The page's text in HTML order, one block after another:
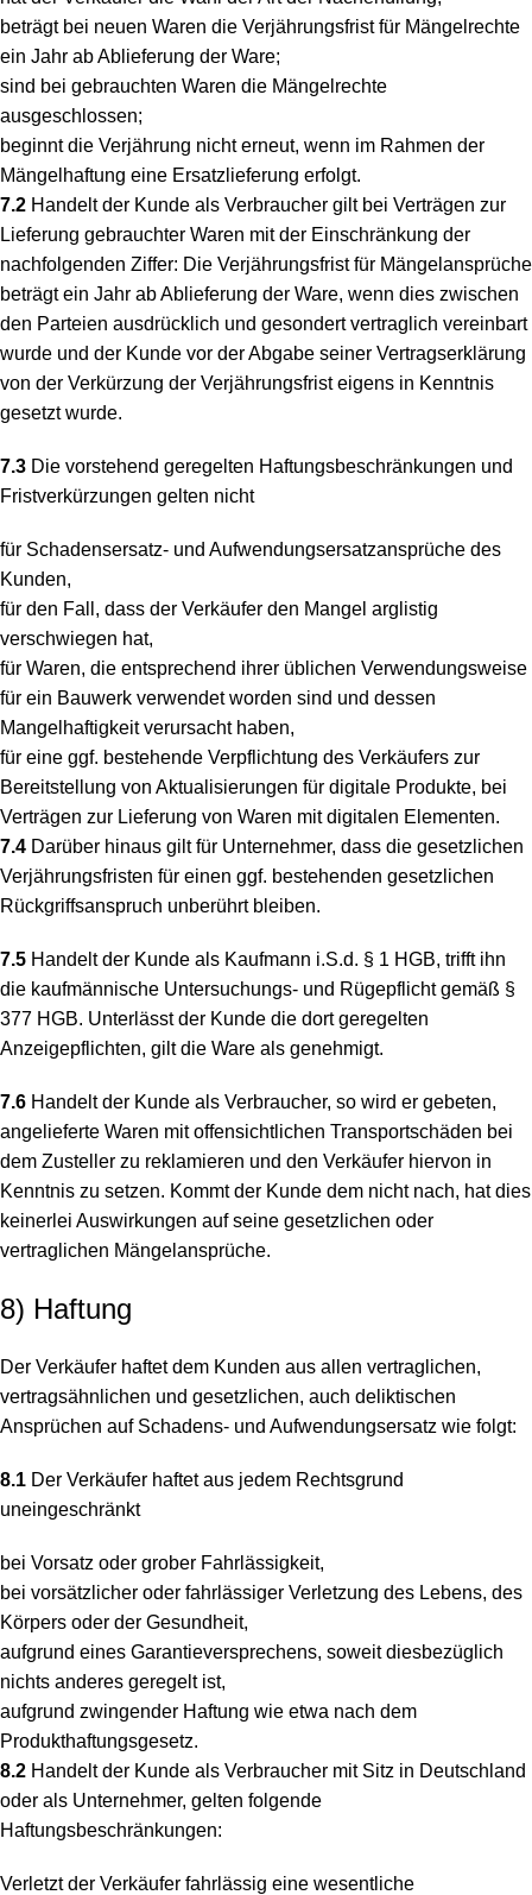
beträgt bei neuen Waren die Verjährungsfrist für Mängelrechte
ein Jahr ab Ablieferung der Ware;
sind bei gebrauchten Waren die Mängelrechte
ausgeschlossen;
beginnt die Verjährung nicht erneut, wenn im Rahmen der
Mängelhaftung eine Ersatzlieferung erfolgt.
7.2 Handelt der Kunde als Verbraucher gilt bei Verträgen zur
Lieferung gebrauchter Waren mit der Einschränkung der
nachfolgenden Ziffer: Die Verjährungsfrist für Mängelansprüche
beträgt ein Jahr ab Ablieferung der Ware, wenn dies zwischen
den Parteien ausdrücklich und gesondert vertraglich vereinbart
wurde und der Kunde vor der Abgabe seiner Vertragserklärung
von der Verkürzung der Verjährungsfrist eigens in Kenntnis
gesetzt wurde.
7.3 Die vorstehend geregelten Haftungsbeschränkungen und
Fristverkürzungen gelten nicht
für Schadensersatz- und Aufwendungsersatzansprüche des
Kunden,
für den Fall, dass der Verkäufer den Mangel arglistig
verschwiegen hat,
für Waren, die entsprechend ihrer üblichen Verwendungsweise
für ein Bauwerk verwendet worden sind und dessen
Mangelhaftigkeit verursacht haben,
für eine ggf. bestehende Verpflichtung des Verkäufers zur
Bereitstellung von Aktualisierungen für digitale Produkte, bei
Verträgen zur Lieferung von Waren mit digitalen Elementen.
7.4 Darüber hinaus gilt für Unternehmer, dass die gesetzlichen
Verjährungsfristen für einen ggf. bestehenden gesetzlichen
Rückgriffsanspruch unberührt bleiben.
7.5 Handelt der Kunde als Kaufmann i.S.d. § 1 HGB, trifft ihn
die kaufmännische Untersuchungs- und Rügepflicht gemäß §
377 HGB. Unterlässt der Kunde die dort geregelten
Anzeigepflichten, gilt die Ware als genehmigt.
7.6 Handelt der Kunde als Verbraucher, so wird er gebeten,
angelieferte Waren mit offensichtlichen Transportschäden bei
dem Zusteller zu reklamieren und den Verkäufer hiervon in
Kenntnis zu setzen. Kommt der Kunde dem nicht nach, hat dies
keinerlei Auswirkungen auf seine gesetzlichen oder
vertraglichen Mängelansprüche.
8) Haftung
Der Verkäufer haftet dem Kunden aus allen vertraglichen,
vertragsähnlichen und gesetzlichen, auch deliktischen
Ansprüchen auf Schadens- und Aufwendungsersatz wie folgt:
8.1 Der Verkäufer haftet aus jedem Rechtsgrund
uneingeschränkt
bei Vorsatz oder grober Fahrlässigkeit,
bei vorsätzlicher oder fahrlässiger Verletzung des Lebens, des
Körpers oder der Gesundheit,
aufgrund eines Garantieversprechens, soweit diesbezüglich
nichts anderes geregelt ist,
aufgrund zwingender Haftung wie etwa nach dem
Produkthaftungsgesetz.
8.2 Handelt der Kunde als Verbraucher mit Sitz in Deutschland
oder als Unternehmer, gelten folgende
Haftungsbeschränkungen:
Verletzt der Verkäufer fahrlässig eine wesentliche